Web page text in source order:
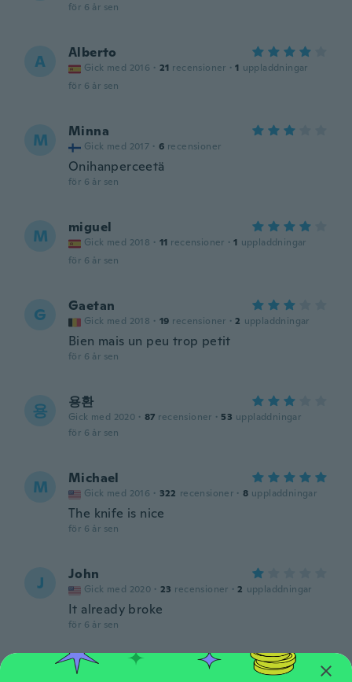
för 6 år sen
A Alberto
Gick med 2016 · 21 recensioner · 1 uppladdningar
för 6 år sen
M Minna
Gick med 2017 · 6 recensioner
Onihanperceetä
för 6 år sen
M miguel
Gick med 2018 · 11 recensioner · 1 uppladdningar
för 6 år sen
G Gaetan
Gick med 2018 · 19 recensioner · 2 uppladdningar
Bien mais un peu trop petit
för 6 år sen
용 용환
Gick med 2020 · 87 recensioner · 53 uppladdningar
för 6 år sen
M Michael
Gick med 2016 · 322 recensioner · 8 uppladdningar
The knife is nice
för 6 år sen
J John
Gick med 2020 · 23 recensioner · 2 uppladdningar
It already broke
för 6 år sen
Roland